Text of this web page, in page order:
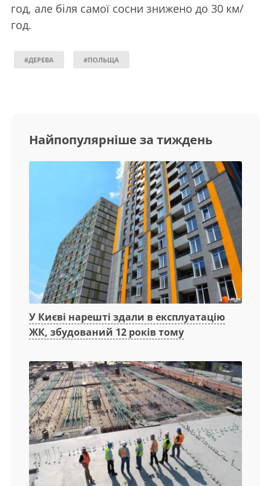
год, але біля самої сосни знижено до 30 км/
год.
#ДЕРЕВА #ПОЛЬЩА
Найпопулярніше за тиждень
У Києві нарешті здали в експлуатацію
ЖК, збудований 12 років тому